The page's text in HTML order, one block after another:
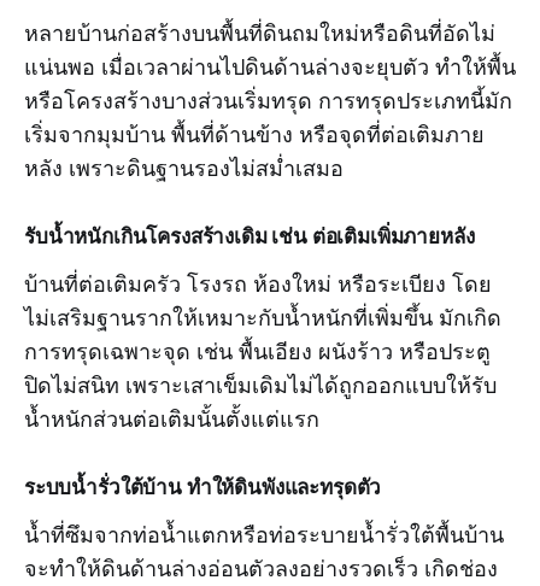
หลายบ้านก่อสร้างบนพื้นที่ดินถมใหม่หรือดินที่อัดไม่
แน่นพอ เมื่อเวลาผ่านไปดินด้านล่างจะยุบตัว ทำให้พื้น
หรือโครงสร้างบางส่วนเริ่มทรุด การทรุดประเภทนี้มัก
เริ่มจากมุมบ้าน พื้นที่ด้านข้าง หรือจุดที่ต่อเติมภาย
หลัง เพราะดินฐานรองไม่สม่ำเสมอ
รับน้ำหนักเกินโครงสร้างเดิม เช่น ต่อเติมเพิ่มภายหลัง
บ้านที่ต่อเติมครัว โรงรถ ห้องใหม่ หรือระเบียง โดย
ไม่เสริมฐานรากให้เหมาะกับน้ำหนักที่เพิ่มขึ้น มักเกิด
การทรุดเฉพาะจุด เช่น พื้นเอียง ผนังร้าว หรือประตู
ปิดไม่สนิท เพราะเสาเข็มเดิมไม่ได้ถูกออกแบบให้รับ
น้ำหนักส่วนต่อเติมนั้นตั้งแต่แรก
ระบบน้ำรั่วใต้บ้าน ทำให้ดินพังและทรุดตัว
น้ำที่ซึมจากท่อน้ำแตกหรือท่อระบายน้ำรั่วใต้พื้นบ้าน
จะทำให้ดินด้านล่างอ่อนตัวลงอย่างรวดเร็ว เกิดช่อง